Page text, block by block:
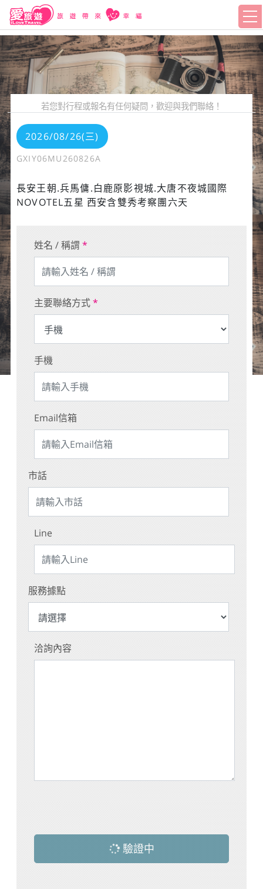
若您對行程或報名有任何疑問，歡迎與我們聯絡！
2026/08/26(三)
GXIY06MU260826A
長安王朝.兵馬傭.白鹿原影視城.大唐不夜城國際
NOVOTEL五星 西安含雙秀考察團六天
姓名 / 稱謂 *
主要聯絡方式*
手機
Email信箱
市話
Line
服務據點
洽詢內容
驗證中